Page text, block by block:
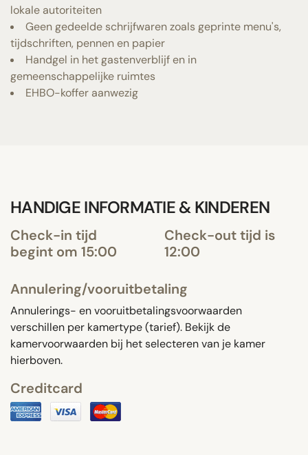
lokale autoriteiten
Geen gedeelde schrijfwaren zoals geprinte menu's,
tijdschriften, pennen en papier
Handgel in het gastenverblijf en in
gemeenschappelijke ruimtes
EHBO-koffer aanwezig
HANDIGE INFORMATIE & KINDEREN
Check-in tijd
begint om 15:00
Check-out tijd is
12:00
Annulering/vooruitbetaling
Annulerings- en vooruitbetalingsvoorwaarden
verschillen per kamertype (tarief). Bekijk de
kamervoorwaarden bij het selecteren van je kamer
hierboven.
Creditcard